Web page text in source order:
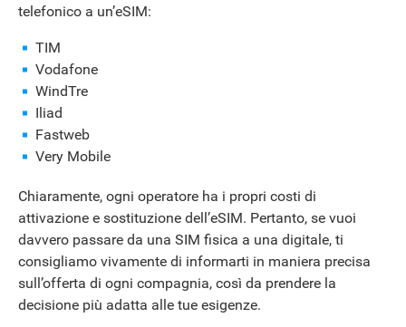
telefonico a un’eSIM:
TIM
Vodafone
WindTre
Iliad
Fastweb
Very Mobile
Chiaramente, ogni operatore ha i propri costi di
attivazione e sostituzione dell’eSIM. Pertanto, se vuoi
davvero passare da una SIM fisica a una digitale, ti
consigliamo vivamente di informarti in maniera precisa
sull’offerta di ogni compagnia, così da prendere la
decisione più adatta alle tue esigenze.